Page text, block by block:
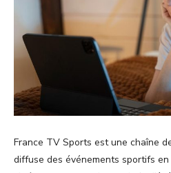
France TV Sports est une chaîne
diffuse des événements sportifs